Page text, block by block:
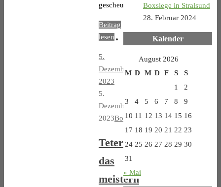
gescheut…
Beitrag
lesen
5.
Dezember
2023
5.
Dezember
2023Boxen
Teterower
das
meistern
Boxsiege in Stralsund
28. Februar 2024
Kalender
August 2026
M D M D F S
S
1
2
3
4 5 6 7 8
9
10 11 12 13 14 15 16
17 18 19 20 21 22 23
24 25 26 27 28 29 30
31
« Mai